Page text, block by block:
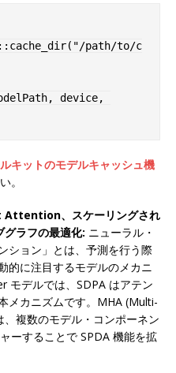
path/to/c
device,
キットのモデルキャッシュ機
。
、スケーリングされ
ラフの最適化: ニューラル・
ション」とは、予測を行う際
的に注目するモデルのメカニ
モデルでは、SDPA はアテン
メカニズムです。MHA (Multi-
複数のモデル・コンポーネン
ーすることで SPDA 機能を拡